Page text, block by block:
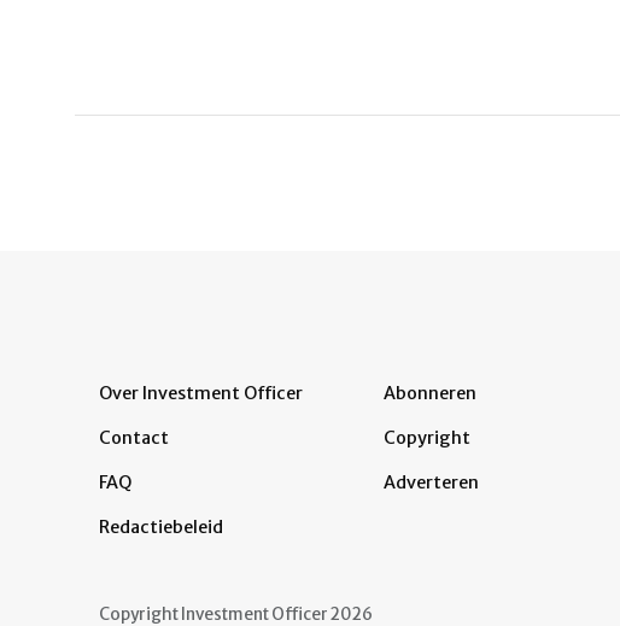
Over Investment Officer
Contact
FAQ
Redactiebeleid
Abonneren
Copyright
Adverteren
Copyright Investment Officer 2026